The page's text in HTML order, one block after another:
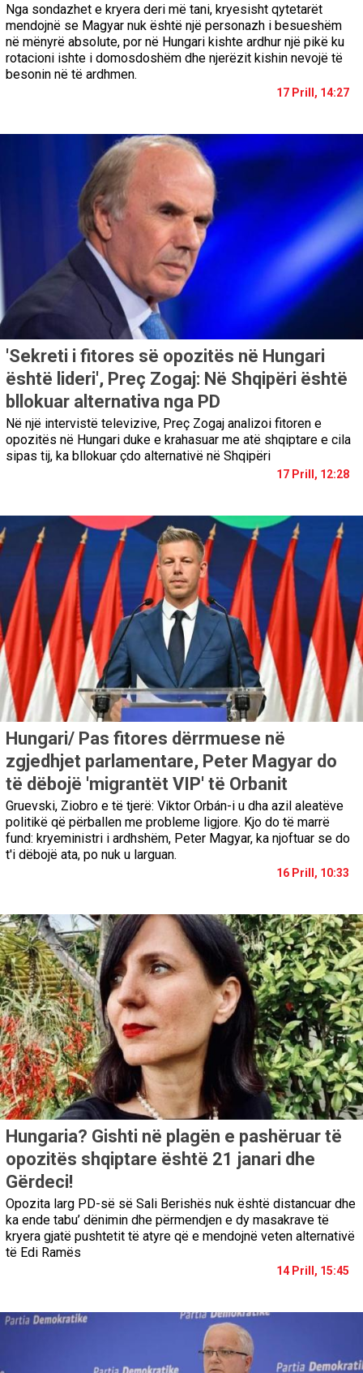
Nga sondazhet e kryera deri më tani, kryesisht qytetarët
mendojnë se Magyar nuk është një personazh i besueshëm
në mënyrë absolute, por në Hungari kishte ardhur një pikë ku
rotacioni ishte i domosdoshëm dhe njerëzit kishin nevojë të
besonin në të ardhmen.
17 Prill, 14:27
'Sekreti i fitores së opozitës në Hungari
është lideri', Preç Zogaj: Në Shqipëri është
bllokuar alternativa nga PD
Në një intervistë televizive, Preç Zogaj analizoi fitoren e
opozitës në Hungari duke e krahasuar me atë shqiptare e cila
sipas tij, ka bllokuar çdo alternativë në Shqipëri
17 Prill, 12:28
Hungari/ Pas fitores dërrmuese në
zgjedhjet parlamentare, Peter Magyar do
të dëbojë 'migrantët VIP' të Orbanit
Gruevski, Ziobro e të tjerë: Viktor Orbán-i u dha azil aleatëve
politikë që përballen me probleme ligjore. Kjo do të marrë
fund: kryeministri i ardhshëm, Peter Magyar, ka njoftuar se do
t'i dëbojë ata, po nuk u larguan.
16 Prill, 10:33
Hungaria? Gishti në plagën e pashëruar të
opozitës shqiptare është 21 janari dhe
Gërdeci!
Opozita larg PD-së së Sali Berishës nuk është distancuar dhe
ka ende tabu’ dënimin dhe përmendjen e dy masakrave të
kryera gjatë pushtetit të atyre që e mendojnë veten alternativë
të Edi Ramës
14 Prill, 15:45